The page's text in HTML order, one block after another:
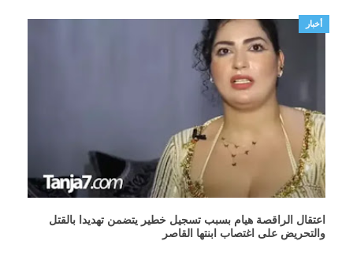
اعتقال الراقصة هيام بسبب تسجيل خطير يتضمن تهديدا بالقتل
والتحريض على اغتصاب ابنتها القاصر
أخبار